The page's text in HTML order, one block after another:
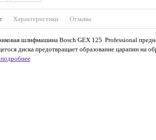
Характеристики Отзывы
шлифмашина Bosch GEX 125 Professional
диска предотвращает образование царапин на
подробнее